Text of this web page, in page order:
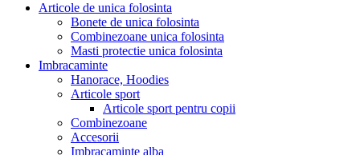
Articole de unica folosinta
Bonete de unica folosinta
Combinezoane unica folosinta
Masti protectie unica folosinta
Imbracaminte
Hanorace, Hoodies
Articole sport
Articole sport pentru copii
Combinezoane
Accesorii
Imbracaminte alba